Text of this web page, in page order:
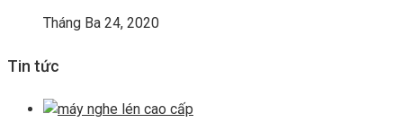
Tháng Ba 24, 2020
Tin tức